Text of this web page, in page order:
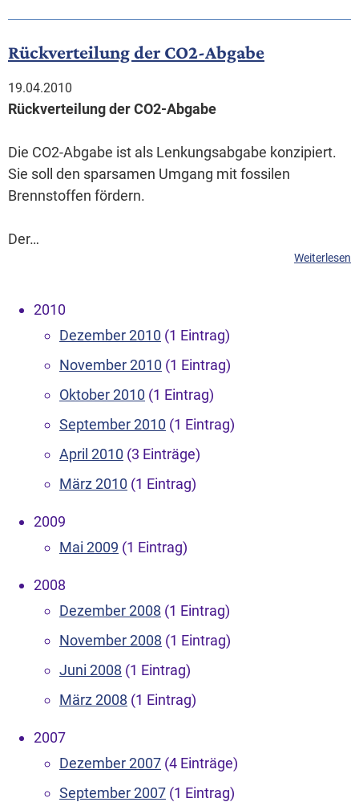
Rückverteilung der CO2-Abgabe
19.04.2010
Rückverteilung der CO2-Abgabe
Die CO2-Abgabe ist als Lenkungsabgabe konzipiert.
Sie soll den sparsamen Umgang mit fossilen
Brennstoffen fördern.
Der…
Weiterlesen
2010
Dezember 2010 (1 Eintrag)
November 2010 (1 Eintrag)
Oktober 2010 (1 Eintrag)
September 2010 (1 Eintrag)
April 2010 (3 Einträge)
März 2010 (1 Eintrag)
2009
Mai 2009 (1 Eintrag)
2008
Dezember 2008 (1 Eintrag)
November 2008 (1 Eintrag)
Juni 2008 (1 Eintrag)
März 2008 (1 Eintrag)
2007
Dezember 2007 (4 Einträge)
September 2007 (1 Eintrag)